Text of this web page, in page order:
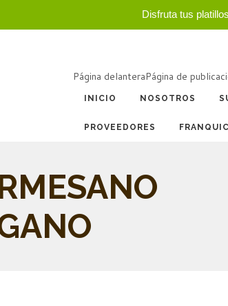
Disfruta tus
Página delanteraPágina de
INICIO NOSOTROS
PROVEEDORES